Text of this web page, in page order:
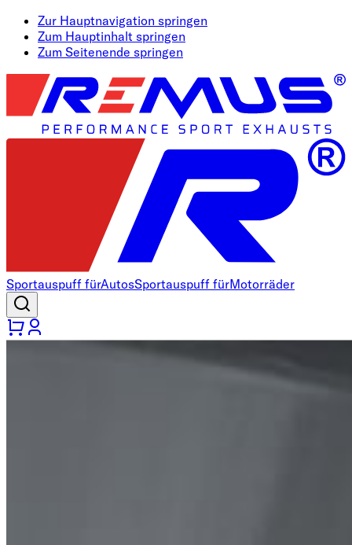
Zur Hauptnavigation springen
Zum Hauptinhalt springen
Zum Seitenende springen
Sportauspuff fürAutosSportauspuff fürMotorräder